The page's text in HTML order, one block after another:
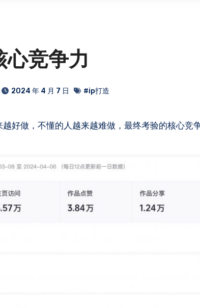
竞争力
2024 年 4 月 7 日 #ip打造